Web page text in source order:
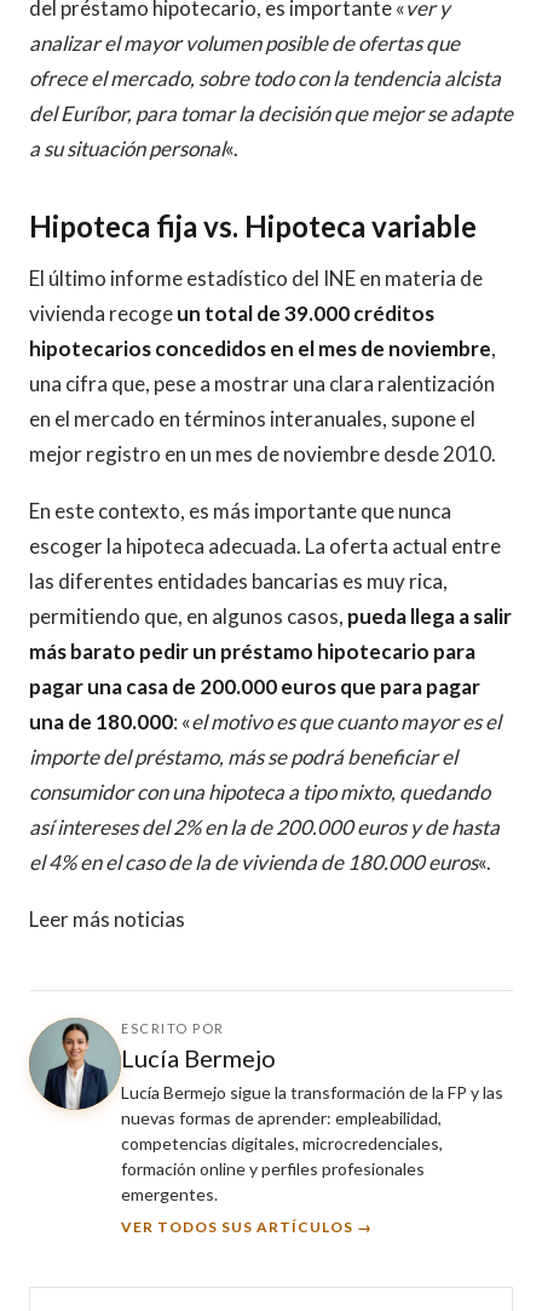
del préstamo hipotecario, es importante «ver y
analizar el mayor volumen posible de ofertas que
ofrece el mercado, sobre todo con la tendencia alcista
del Euríbor, para tomar la decisión que mejor se adapte
a su situación personal«.
Hipoteca fija vs. Hipoteca variable
El último informe estadístico del INE en materia de
vivienda recogeun total de 39.000 créditos
hipotecarios concedidos en el mes de noviembre,
una cifra que, pese a mostrar una clara ralentización
en el mercado en términos interanuales, supone el
mejor registro en un mes de noviembre desde 2010.
En este contexto, es más importante que nunca
escoger la hipoteca adecuada. La oferta actual entre
las diferentes entidades bancarias es muy rica,
permitiendo que, en algunos casos, pueda llega a salir
más barato pedir un préstamo hipotecario para
pagar una casa de 200.000 euros que para pagar
una de 180.000: «el motivo es que cuanto mayor es el
importe del préstamo, más se podrá beneficiar el
consumidor con una hipoteca a tipo mixto, quedando
así intereses del 2% en la de 200.000 euros y de hasta
el 4% en el caso de la de vivienda de 180.000 euros«.
Leer más noticias
ESCRITO POR
Lucía Bermejo
Lucía Bermejo sigue la transformación de la FP y las
nuevas formas de aprender: empleabilidad,
competencias digitales, microcredenciales,
formación online y perfiles profesionales
emergentes.
VER TODOS SUS ARTÍCULOS →